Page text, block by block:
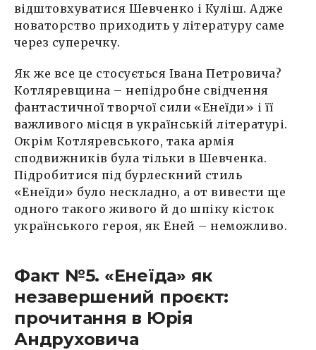
відштовхуватися Шевченко і Куліш. Адже
новаторство приходить у літературу саме
через суперечку.
Як же все це стосується Івана Петровича?
Котляревщина – непідробне свідчення
фантастичної творчої сили «Енеїди» і її
важливого місця в українській літературі.
Окрім Котляревського, така армія
сподвижників була тільки в Шевченка.
Підробитися під бурлескний стиль
«Енеїди» було нескладно, а от вивести ще
одного такого живого й до шпіку кісток
українського героя, як Еней – неможливо.
Факт №5. «Енеїда» як
незавершений проєкт:
прочитання в Юрія
Андруховича